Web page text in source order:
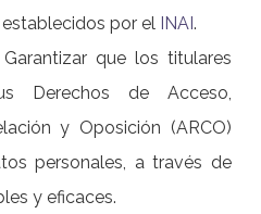
por el INAI.
Garantizar que los titulares
Derechos de Acceso,
y Oposición (ARCO)
personales, a través de
y eficaces.